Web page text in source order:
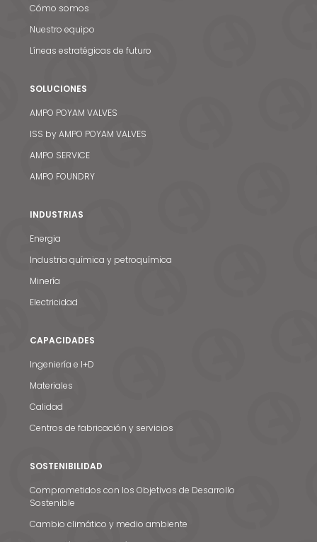
Cómo somos
Nuestro equipo
Líneas estratégicas de futuro
SOLUCIONES
AMPO POYAM VALVES
ISS by AMPO POYAM VALVES
AMPO SERVICE
AMPO FOUNDRY
INDUSTRIAS
Energia
Industria química y petroquímica
Minería
Electricidad
CAPACIDADES
Ingeniería e I+D
Materiales
Calidad
Centros de fabricación y servicios
SOSTENIBILIDAD
Comprometidos con los Objetivos de Desarrollo
Sostenible
Cambio climático y medio ambiente